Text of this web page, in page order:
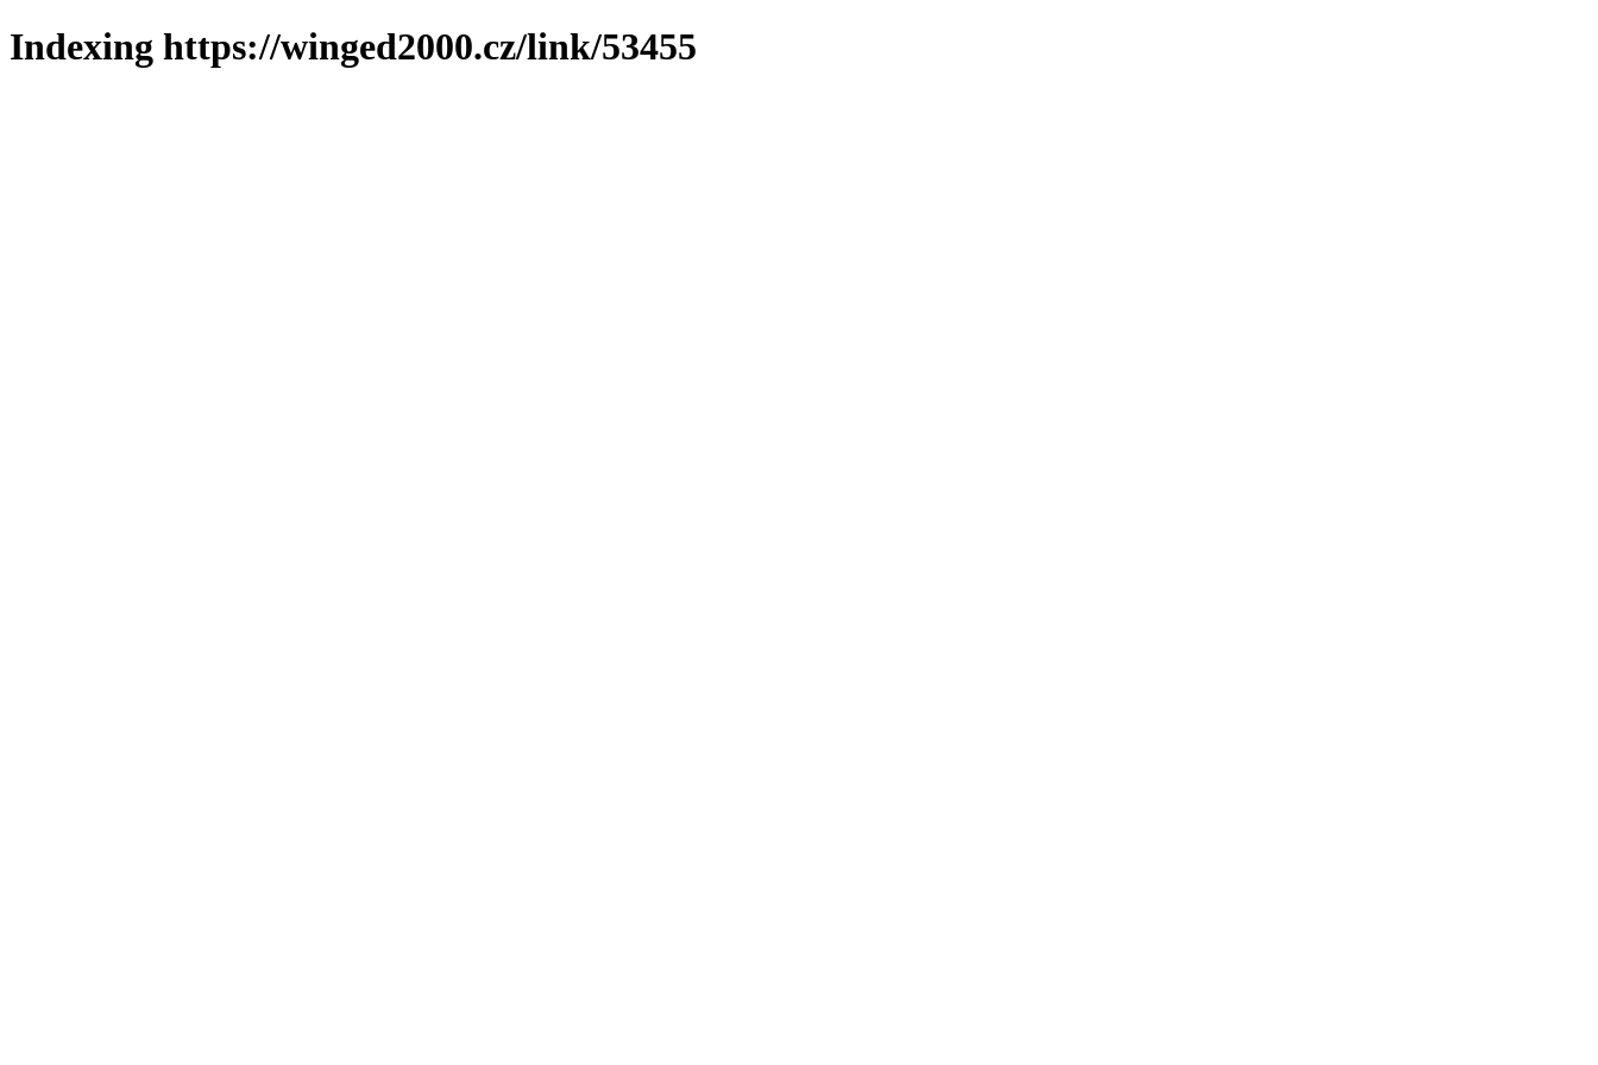
Indexing https://winged2000.cz/link/53455